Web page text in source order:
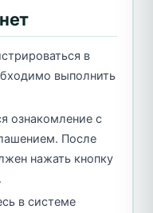
в
выполнить
ознакомление с
После
нажать кнопку
в системе